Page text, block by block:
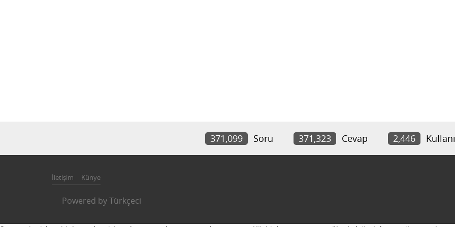
371,099 Soru 371,323 Cevap 2,446
İletişim Künye
Powered byTürkçeci